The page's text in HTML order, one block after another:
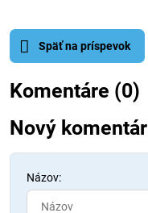
Späť na príspevok
Komentáre (0)
Nový komentár
Názov: